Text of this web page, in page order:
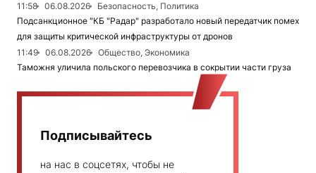
11:58
06.08.2026
Безопасность, Политика
Подсанкционное "КБ "Радар" разработало новый передатчик помех
для защиты критической инфраструктуры от дронов
11:49
06.08.2026
Общество, Экономика
Таможня уличила польского перевозчика в сокрытии части груза
Подписывайтесь
на нас в соцсетях, чтобы не